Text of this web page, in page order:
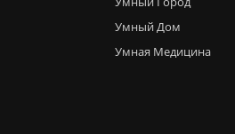
Умный Дом
Умная Медицина